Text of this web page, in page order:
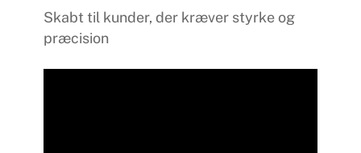
Skabt til kunder, der kræver styrke og
præcision